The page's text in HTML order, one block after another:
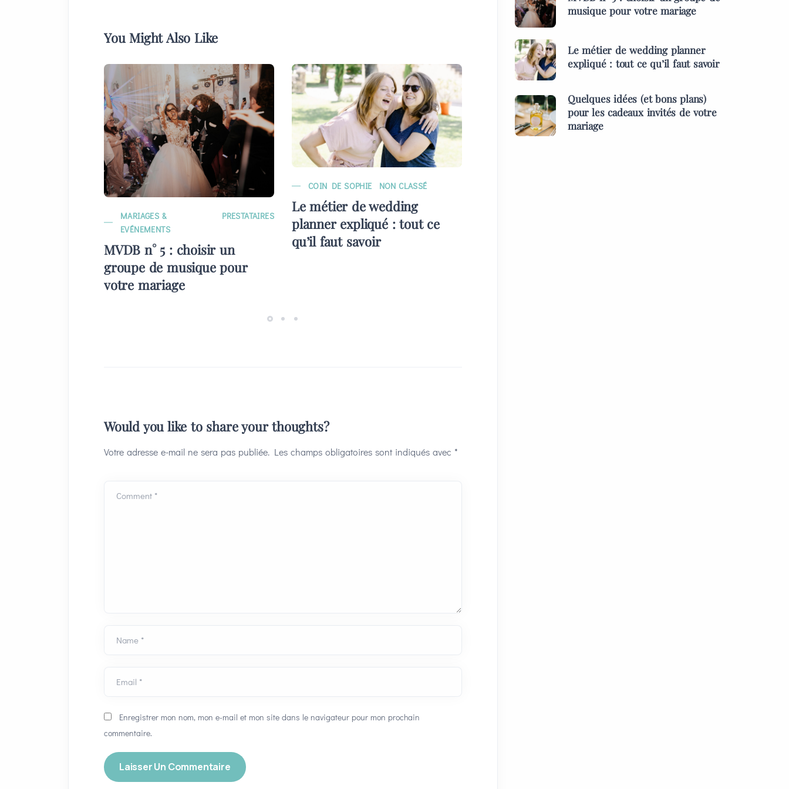
You Might Also Like
MARIAGES &
EVÉNEMENTS
PRESTATAIRES
MVDB n° 5 : choisir un
groupe de musique pour
votre mariage
COIN DE SOPHIE NON CLASSÉ
Le métier de wedding
planner expliqué : tout ce
qu’il faut savoir
Would you like to share your thoughts?
Votre adresse e-mail ne sera pas publiée. Les champs obligatoires sont indiqués avec *
Comment *
Name *
Email *
Enregistrer mon nom, mon e-mail et mon site dans le navigateur pour mon prochain
commentaire.
musique pour votre mariage
Le métier de wedding planner
expliqué : tout ce qu’il faut savoir
Quelques idées (et bons plans)
pour les cadeaux invités de votre
mariage